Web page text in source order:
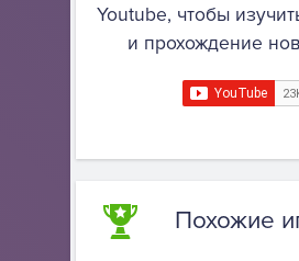
Youtube, чтобы
и прохождение
Похожие